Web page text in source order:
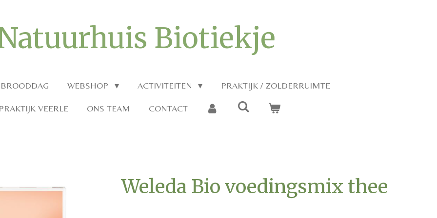
Biotiekje
WEBSHOP ACTIVITEITEN PRAKTIJK / ZOLDERRUIMTE
VEERLE ONS TEAM CONTACT
Weleda Bio voedingsmix thee